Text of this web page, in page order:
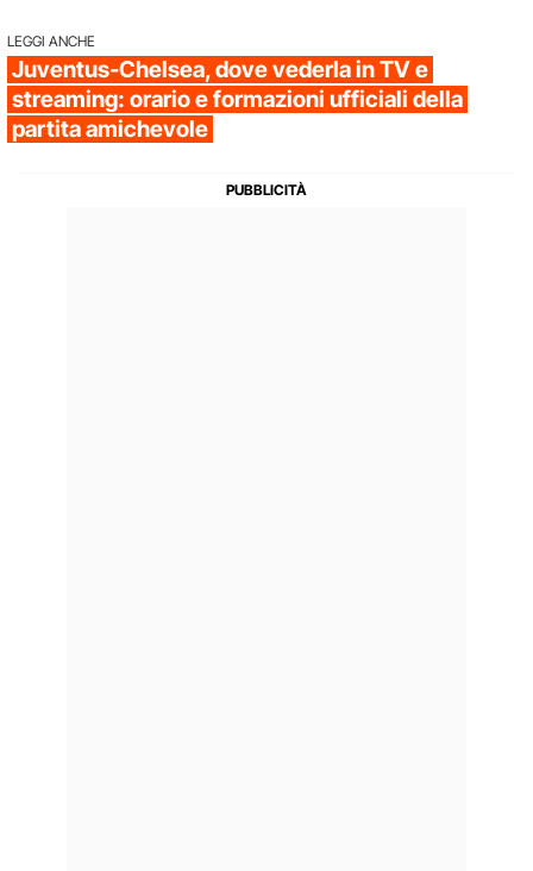
LEGGI ANCHE
Juventus-Chelsea, dove vederla in TV e
streaming: orario e formazioni ufficiali della
partita amichevole